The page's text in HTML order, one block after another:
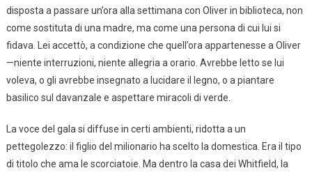
disposta a passare un’ora alla settimana con Oliver in biblioteca, non
come sostituta di una madre, ma come una persona di cui lui si
fidava. Lei accettò, a condizione che quell’ora appartenesse a Oliver
—niente interruzioni, niente allegria a orario. Avrebbe letto se lui
voleva, o gli avrebbe insegnato a lucidare il legno, o a piantare
basilico sul davanzale e aspettare miracoli di verde.
La voce del gala si diffuse in certi ambienti, ridotta a un
pettegolezzo: il figlio del milionario ha scelto la domestica. Era il tipo
di titolo che ama le scorciatoie. Ma dentro la casa dei Whitfield, la